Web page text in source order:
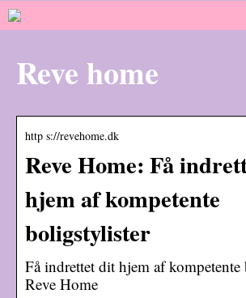
Reve home
http s://revehome.dk
Reve Home: Få
hjem af kompetente
boligstylister
Få indrettet dit hjem af
Reve Home